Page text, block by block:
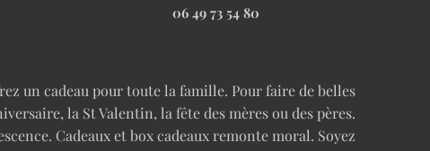
06 49 73 54 80
un cadeau pour toute la famille. Pour faire de belles
la St Valentin, la fête des mères ou des pères.
Cadeaux et box cadeaux remonte moral. Soyez